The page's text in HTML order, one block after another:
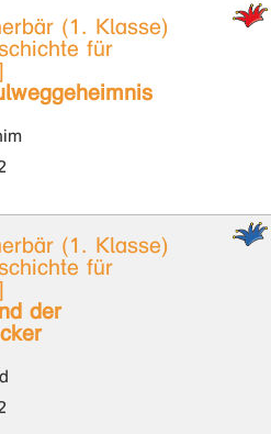
(1. Klasse)
für
(1. Klasse)
für
der